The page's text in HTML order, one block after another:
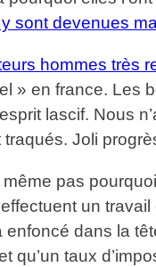
sont devenues
hommes très
» en france.
lascif. Nous
Joli
pas
un
dans la
qu’un taux